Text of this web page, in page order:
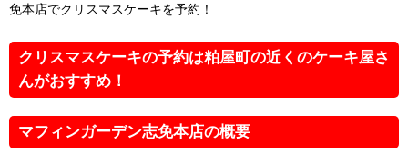
免本店でクリスマスケーキを予約！
クリスマスケーキの予約は粕屋町の近くのケーキ屋さ
んがおすすめ！
マフィンガーデン志免本店の概要